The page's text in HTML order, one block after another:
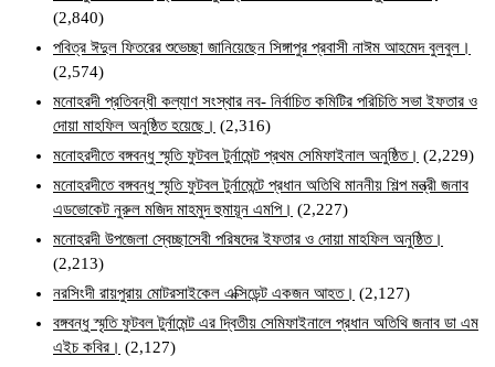
(2,840)
পবিত্র ঈদুল ফিতরের শুভেচ্ছা জানিয়েছেন সিঙ্গাপুর প্রবাসী নাঈম আহমেদ বুলবুল।
(2,574)
মনোহরদী প্রতিবন্ধী কল্যাণ সংস্থার নব- নির্বাচিত কমিটির পরিচিতি সভা ইফতার ও
দোয়া মাহফিল অনুষ্ঠিত হয়েছে। (2,316)
মনোহরদীতে বঙ্গবন্ধু স্মৃতি ফুটবল টুর্নামেন্ট প্রথম সেমিফাইনাল অনুষ্ঠিত। (2,229)
মনোহরদীতে বঙ্গবন্ধু স্মৃতি ফুটবল টুর্নামেন্টে প্রধান অতিথি মাননীয় শিল্প মন্ত্রী জনাব
এডভোকেট নুরুল মজিদ মাহমুদ হুমায়ূন এমপি। (2,227)
মনোহরদী উপজেলা স্বেচ্ছাসেবী পরিষদের ইফতার ও দোয়া মাহফিল অনুষ্ঠিত।
(2,213)
নরসিংদী রায়পুরায় মোটরসাইকেল এক্সিডেন্ট একজন আহত। (2,127)
বঙ্গবন্ধু স্মৃতি ফুটবল টুর্নামেন্ট এর দ্বিতীয় সেমিফাইনালে প্রধান অতিথি জনাব ডা এম
এইচ কবির। (2,127)